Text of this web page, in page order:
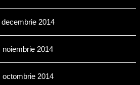
decembrie 2014
noiembrie 2014
octombrie 2014